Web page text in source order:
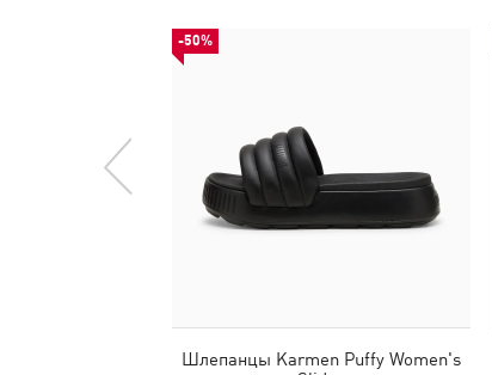
-50%
Шлепанцы Karmen Puffy Women's